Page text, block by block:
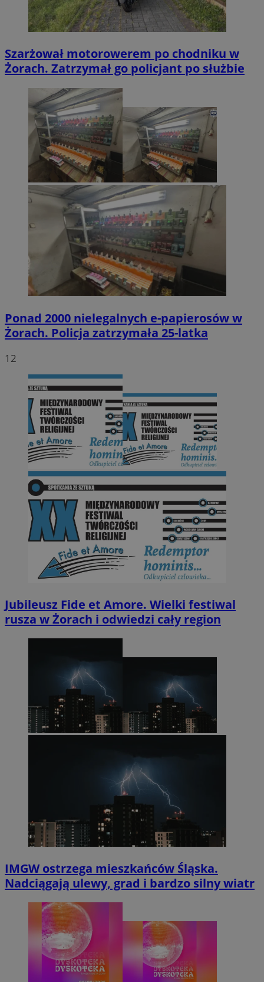
Szarżował motorowerem po chodniku w
Żorach. Zatrzymał go policjant po służbie
Ponad 2000 nielegalnych e-papierosów w
Żorach. Policja zatrzymała 25-latka
12
Jubileusz Fide et Amore. Wielki festiwal
rusza w Żorach i odwiedzi cały region
IMGW ostrzega mieszkańców Śląska.
Nadciągają ulewy, grad i bardzo silny wiatr